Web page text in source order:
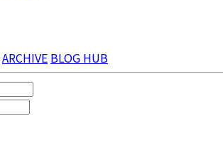
ARCHIVE BLOG HUB